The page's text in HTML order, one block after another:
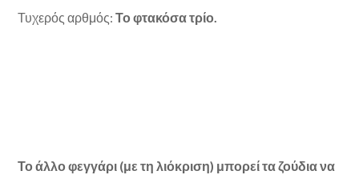
Τυχερός αρθμός:Το φτακόσα τρίο.
Το άλλο φεγγάρι (με τη λιόκριση) μπορεί τα ζούδια να